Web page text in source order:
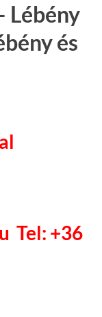
Lébény
és
Tel: +36